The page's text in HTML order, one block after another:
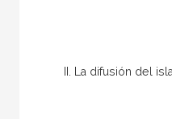
II. La difusión del